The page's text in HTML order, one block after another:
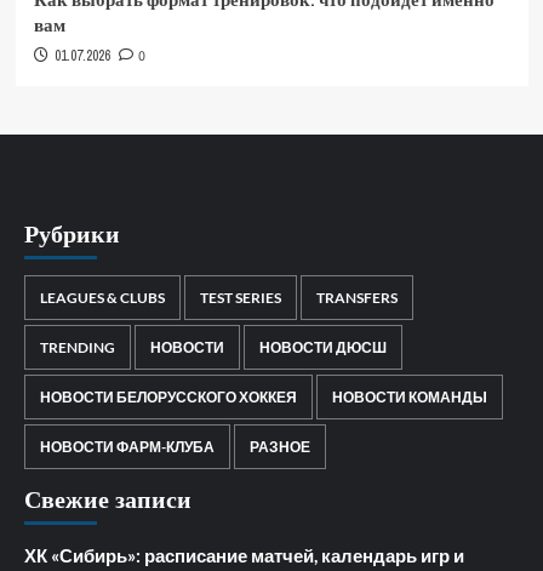
вам
01.07.2026 0
Рубрики
LEAGUES & CLUBS TEST SERIES TRANSFERS
TRENDING НОВОСТИ НОВОСТИ ДЮСШ
НОВОСТИ БЕЛОРУССКОГО ХОККЕЯ НОВОСТИ КОМАНДЫ
НОВОСТИ ФАРМ-КЛУБА РАЗНОЕ
Свежие записи
ХК «Сибирь»: расписание матчей, календарь игр и